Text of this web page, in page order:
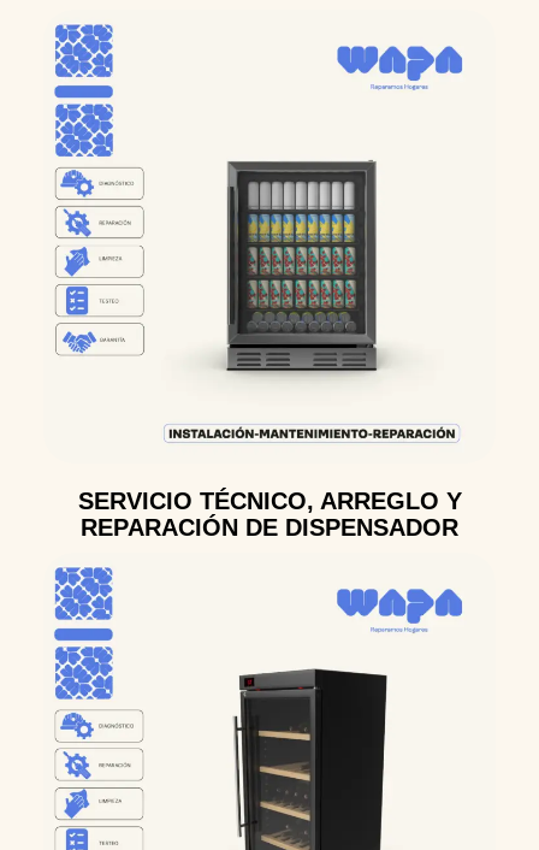
SERVICIO TÉCNICO, ARREGLO Y
REPARACIÓN DE DISPENSADOR